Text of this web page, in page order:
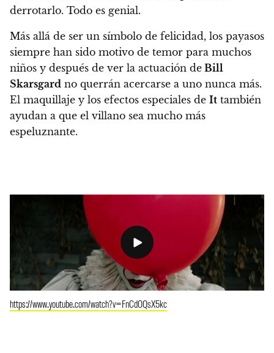
derrotarlo. Todo es genial.
Más allá de ser un símbolo de felicidad, los payasos
siempre han sido motivo de temor para muchos
niños y después de ver la actuación de Bill
Skarsgard no querrán acercarse a uno nunca más.
El maquillaje y los efectos especiales de It también
ayudan a que el villano sea mucho más
espeluznante.
https://www.youtube.com/watch?v=FnCdOQsX5kc